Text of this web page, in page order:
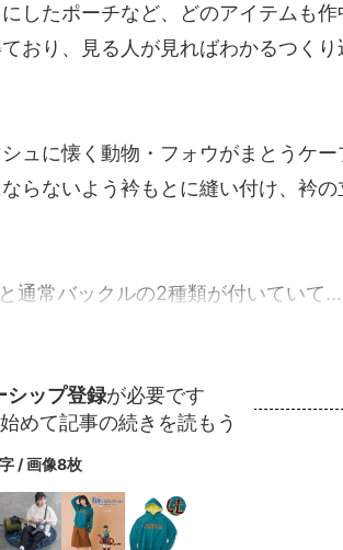
したポーチなど、どのアイテムも作
おり、見る人が見ればわかるつくり
ュに懐く動物・フォウがまとうケー
らないよう衿もとに縫い付け、衿の
通常バックルの2種類が付いていて...
シップ登録が必要です
めて記事の続きを読もう
/ 画像8枚